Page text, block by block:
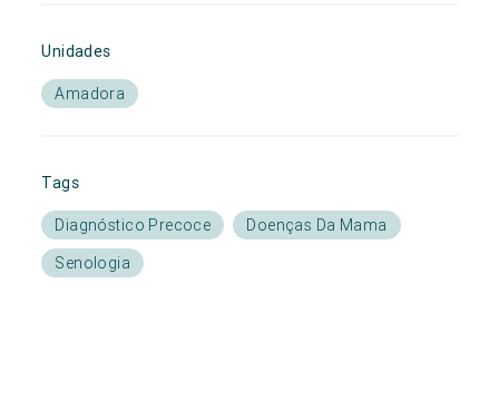
Unidades
Amadora
Tags
Diagnóstico Precoce
Doenças Da Mama
Senologia